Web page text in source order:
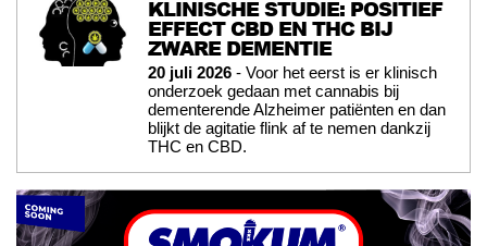
KLINISCHE STUDIE: POSITIEF
EFFECT CBD EN THC BIJ
ZWARE DEMENTIE
20 juli 2026 - Voor het eerst is er klinisch
onderzoek gedaan met cannabis bij
dementerende Alzheimer patiënten en dan
blijkt de agitatie flink af te nemen dankzij
THC en CBD.